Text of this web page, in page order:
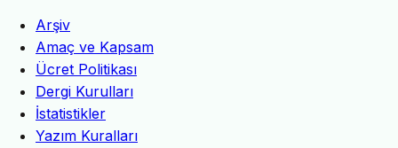
Arşiv
Amaç ve Kapsam
Ücret Politikası
Dergi Kurulları
İstatistikler
Yazım Kuralları